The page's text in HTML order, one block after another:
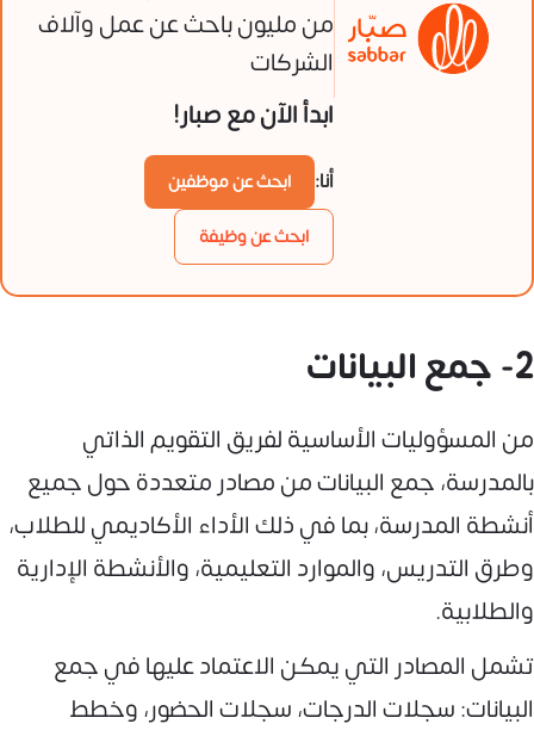
من مليون باحث عن عمل وآلاف
الشركات
ابدأ الآن مع صبار!
أنا:
ابحث عن موظفين
ابحث عن وظيفة
2- جمع البيانات
من المسؤوليات الأساسية لفريق التقويم الذاتي
بالمدرسة، جمع البيانات من مصادر متعددة حول جميع
أنشطة المدرسة، بما في ذلك الأداء الأكاديمي للطلاب،
وطرق التدريس، والموارد التعليمية، والأنشطة الإدارية
والطلابية.
تشمل المصادر التي يمكن الاعتماد عليها في جمع
البيانات: سجلات الدرجات، سجلات الحضور، وخطط